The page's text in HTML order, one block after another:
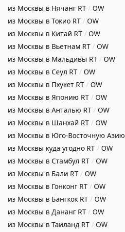
из Москвы в Нячанг RT / OW
из Москвы в Токио RT / OW
из Москвы в Китай RT / OW
из Москвы в Вьетнам RT / OW
из Москвы в Мальдивы RT / OW
из Москвы в Сеул RT / OW
из Москвы в Пхукет RT / OW
из Москвы в Японию RT / OW
из Москвы в Анталью RT / OW
из Москвы в Шанхай RT / OW
из Москвы в Юго-Восточную Азию
из Москвы куда угодно RT / OW
из Москвы в Стамбул RT / OW
из Москвы в Бали RT / OW
из Москвы в Гонконг RT / OW
из Москвы в Бангкок RT / OW
из Москвы в Дананг RT / OW
из Москвы в Таиланд RT / OW